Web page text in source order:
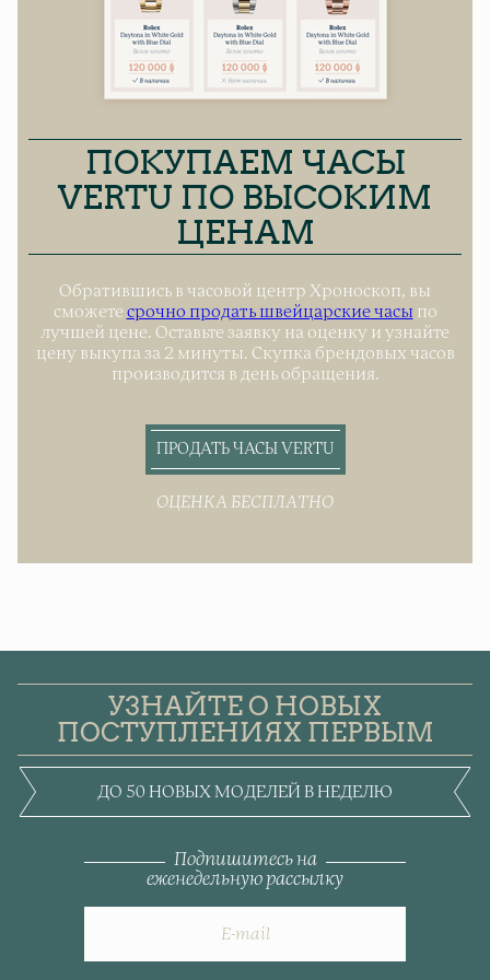
ПОКУПАЕМ ЧАСЫ
VERTU ПО ВЫСОКИМ
ЦЕНАМ
Обратившись в часовой центр Хроноскоп, вы
сможете срочно продать швейцарские часы по
лучшей цене. Оставьте заявку на оценку и узнайте
цену выкупа за 2 минуты. Скупка брендовых часов
производится в день обращения.
ПРОДАТЬ ЧАСЫ VERTU
ОЦЕНКА БЕСПЛАТНО
УЗНАЙТЕ О НОВЫХ
ПОСТУПЛЕНИЯХ ПЕРВЫМ
ДО 50 НОВЫХ МОДЕЛЕЙ В НЕДЕЛЮ
Подпишитесь на
еженедельную рассылку